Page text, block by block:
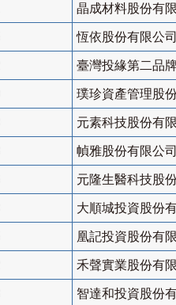
晶成材料股份有
恆依股份有限公司
臺灣投緣第二品
璞珍資產管理股
元素科技股份有
幀雅股份有限公司
元隆生醫科技股
大順城投資股份
凰記投資股份有
禾聲實業股份有
智達和投資股份